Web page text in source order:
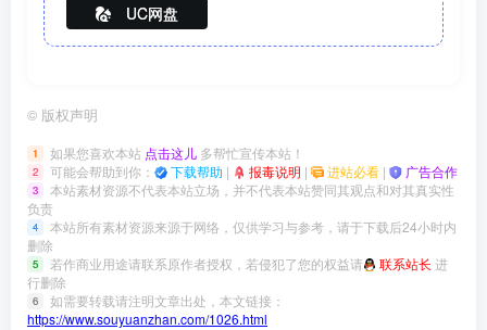
UC网盘
© 版权声明
1 如果您喜欢本站 点击这儿 多帮忙宣传本站！
2 可能会帮助到你： 下载帮助 | 报毒说明 | 进站必看 | 广告合作
3
本站素材资源不代表本站立场，并不代表本站赞同其观点和对其真实性
负责
4
本站所有素材资源来源于网络，仅供学习与参考，请于下载后24小时内
删除
5 若作商业用途请联系原作者授权，若侵犯了您的权益请 联系站长 进
行删除
6
如需要转载请注明文章出处，本文链接：
https://www.souyuanzhan.com/1026.html